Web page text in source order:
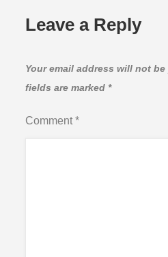
Leave a Reply
Your email address will not
fields are marked *
Comment*